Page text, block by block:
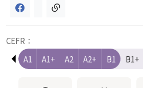
CEFR：
A1
A1 A1+ A2 A2+ B1 B1+